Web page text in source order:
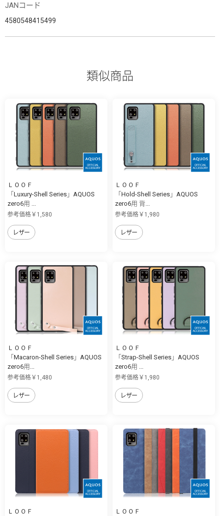
JANコード
4580548415499
類似商品
ＬＯＯＦ
「Luxury-Shell Series」AQUOS
zero6用 ...
参考価格￥1,580
レザー
ＬＯＯＦ
「Hold-Shell Series」AQUOS
zero6用 背...
参考価格￥1,980
レザー
ＬＯＯＦ
「Macaron-Shell Series」AQUOS
zero6用...
参考価格￥1,480
レザー
ＬＯＯＦ
「Strap-Shell Series」AQUOS
zero6用 ...
参考価格￥1,980
レザー
ＬＯＯＦ
ＬＯＯＦ